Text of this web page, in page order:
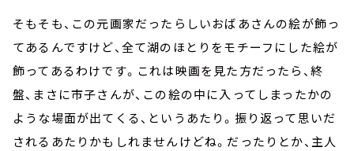
そもそも、この元画家だったらしいおばあさんの絵が飾っ
てあるんですけど、全て湖のほとりをモチーフにした絵が
飾ってあるわけです。これは映画を見た方だったら、終
盤、まさに市子さんが、この絵の中に入ってしまったかの
ような場面が出てくる、というあたり。振り返って思いだ
されるあたりかもしれませんけどね。だったりとか、主人